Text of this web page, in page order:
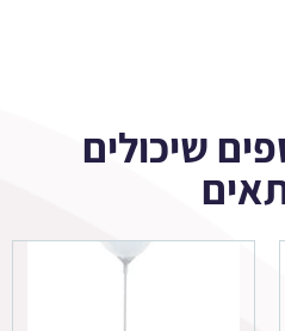
שיכולים